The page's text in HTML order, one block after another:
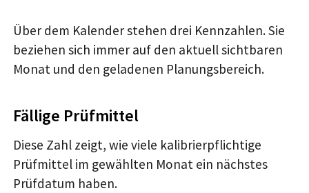
Über dem Kalender stehen drei Kennzahlen. Sie
beziehen sich immer auf den aktuell sichtbaren
Monat und den geladenen Planungsbereich.
Fällige Prüfmittel
Diese Zahl zeigt, wie viele kalibrierpflichtige
Prüfmittel im gewählten Monat ein nächstes
Prüfdatum haben.